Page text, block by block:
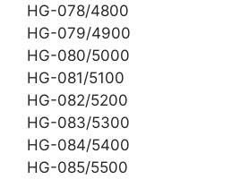
HG-078/4800
HG-079/4900
HG-080/5000
HG-081/5100
HG-082/5200
HG-083/5300
HG-084/5400
HG-085/5500